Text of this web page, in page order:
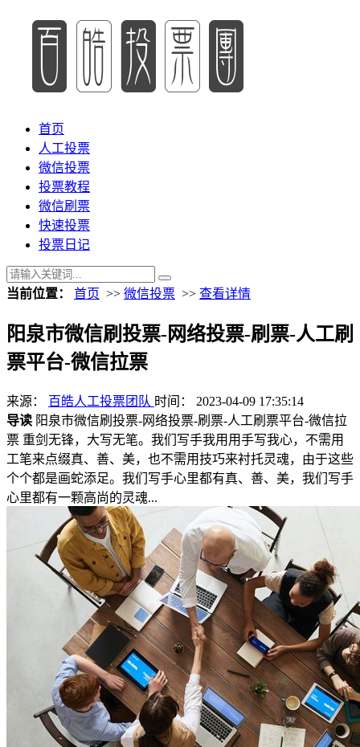
首页
人工投票
微信投票
投票教程
微信刷票
快速投票
投票日记
当前位置： 首页 >> 微信投票 >> 查看详情
阳泉市微信刷投票-网络投票-刷票-人工刷
票平台-微信拉票
来源： 百皓人工投票团队 时间： 2023-04-09 17:35:14
导读 阳泉市微信刷投票-网络投票-刷票-人工刷票平台-微信拉
票 重剑无锋，大写无笔。我们写手我用用手写我心，不需用
工笔来点缀真、善、美，也不需用技巧来衬托灵魂，由于这些
个个都是画蛇添足。我们写手心里都有真、善、美，我们写手
心里都有一颗高尚的灵魂...